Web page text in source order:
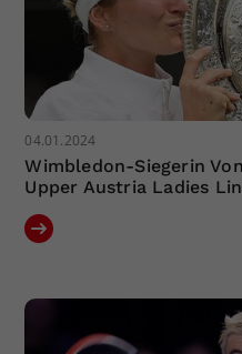
04.01.2024
Wimbledon-Siegerin
Upper Austria Ladies